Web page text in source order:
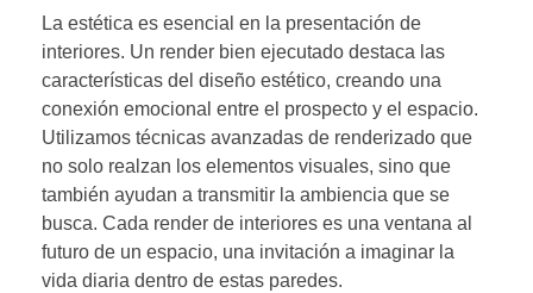
La estética es esencial en la presentación de
interiores. Un render bien ejecutado destaca las
características del diseño estético, creando una
conexión emocional entre el prospecto y el espacio.
Utilizamos técnicas avanzadas de renderizado que
no solo realzan los elementos visuales, sino que
también ayudan a transmitir la ambiencia que se
busca. Cada render de interiores es una ventana al
futuro de un espacio, una invitación a imaginar la
vida diaria dentro de estas paredes.